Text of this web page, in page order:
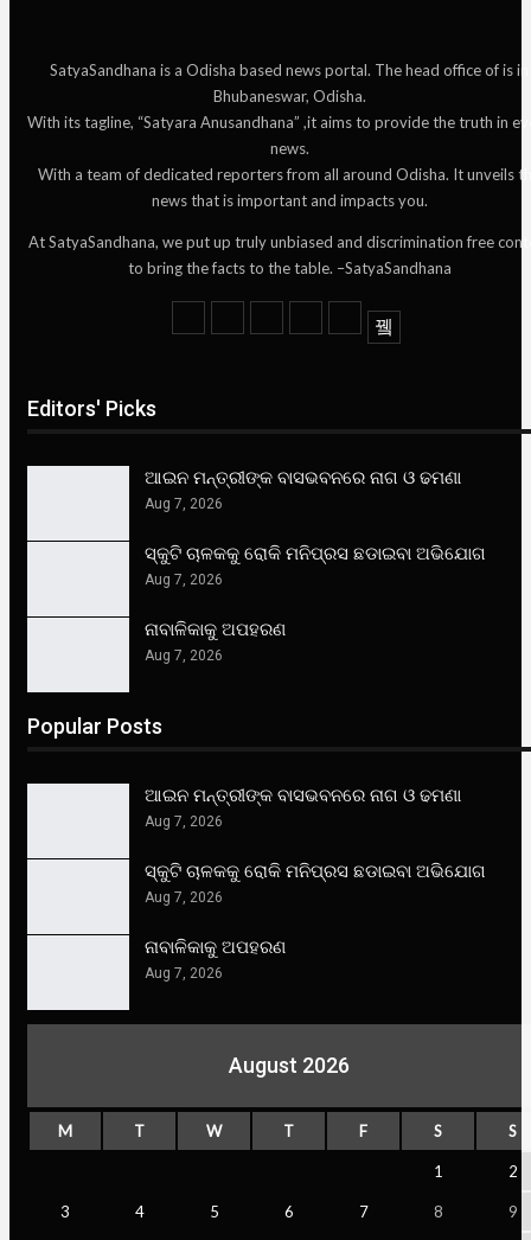
SatyaSandhana is a Odisha based news portal. The head office of is in
Bhubaneswar, Odisha.
With its tagline, “Satyara Anusandhana” ,it aims to provide the truth in
news.
With a team of dedicated reporters from all around Odisha. It unveils
news that is important and impacts you.
At SatyaSandhana, we put up truly unbiased and discrimination free
to bring the facts to the table. –SatyaSandhana
Editors' Picks
ଆଇନ ମନ୍ତ୍ରୀଙ୍କ ବାସଭବନରେ ନାଗ ଓ ଢମଣା
Aug 7, 2026
ସ୍କୁଟି ଚାଳକକୁ ରୋକି ମନିପ୍ରସ ଛଡାଇବା ଅଭିଯୋଗ
Aug 7, 2026
ନାବାଳିକାକୁ ଅପହରଣ
Aug 7, 2026
Popular Posts
ଆଇନ ମନ୍ତ୍ରୀଙ୍କ ବାସଭବନରେ ନାଗ ଓ ଢମଣା
Aug 7, 2026
ସ୍କୁଟି ଚାଳକକୁ ରୋକି ମନିପ୍ରସ ଛଡାଇବା ଅଭିଯୋଗ
Aug 7, 2026
ନାବାଳିକାକୁ ଅପହରଣ
Aug 7, 2026
August 2026
M T W T F S S
1 2
3 4 5 6 7 8 9